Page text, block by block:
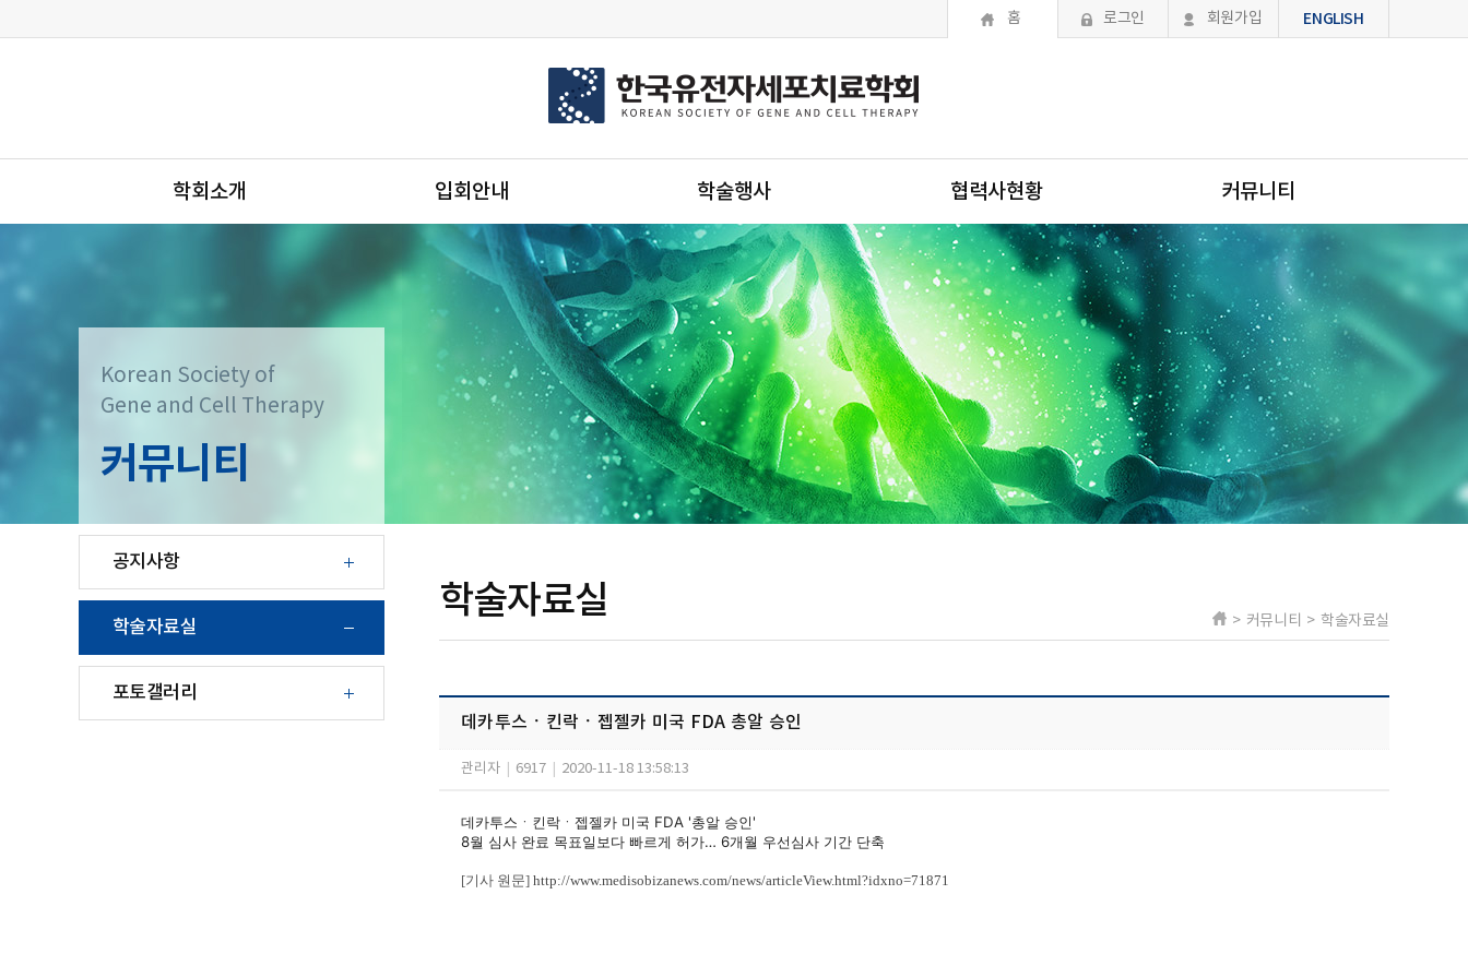
홈 로그인 회원가입 ENGLISH
학회소개 입회안내 학술행사 협력사현황 커뮤니티
Korean Society of
Gene and Cell Therapy
커뮤니티
공지사항
학술자료실
포토갤러리
학술자료실 > 커뮤니티 > 학술자료실
데카투스ㆍ킨락ㆍ젭젤카 미국 FDA 총알 승인
관리자 6917 2020-11-18 13:58:13
데카투스ㆍ킨락ㆍ젭젤카 미국 FDA '총알 승인'
8월 심사 완료 목표일보다 빠르게 허가… 6개월 우선심사 기간 단축
[기사 원문] http://www.medisobizanews.com/news/articleView.html?idxno=71871